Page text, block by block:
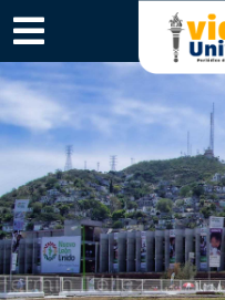
×
SECCIONES